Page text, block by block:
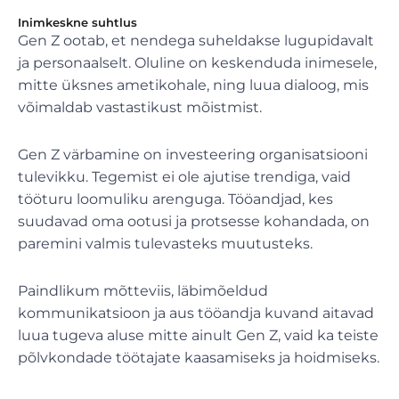
Inimkeskne suhtlus
Gen Z ootab, et nendega suheldakse lugupidavalt
ja personaalselt. Oluline on keskenduda inimesele,
mitte üksnes ametikohale, ning luua dialoog, mis
võimaldab vastastikust mõistmist.
Gen Z värbamine on investeering organisatsiooni
tulevikku. Tegemist ei ole ajutise trendiga, vaid
tööturu loomuliku arenguga. Tööandjad, kes
suudavad oma ootusi ja protsesse kohandada, on
paremini valmis tulevasteks muutusteks.
Paindlikum mõtteviis, läbimõeldud
kommunikatsioon ja aus tööandja kuvand aitavad
luua tugeva aluse mitte ainult Gen Z, vaid ka teiste
põlvkondade töötajate kaasamiseks ja hoidmiseks.